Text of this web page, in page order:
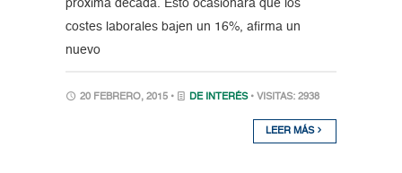
próxima década. Esto ocasionará que los
costes laborales bajen un 16%, afirma un
nuevo
20 FEBRERO, 2015 • DE INTERÉS • VISITAS: 2938
LEER MÁS